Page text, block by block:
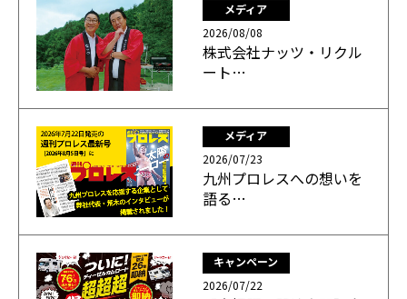
メディア
2026/08/08
株式会社ナッツ・リクル
ート…
メディア
2026/07/23
九州プロレスへの想いを
語る…
キャンペーン
2026/07/22